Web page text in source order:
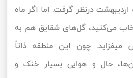
اردیبهشت درنظر گرفت. اما اگر ماه
می‌کنید، گل‌های شقایق هم به
میفزاید. چون این منطقه ذاتاً
حال و هوایی بسیار خنک و